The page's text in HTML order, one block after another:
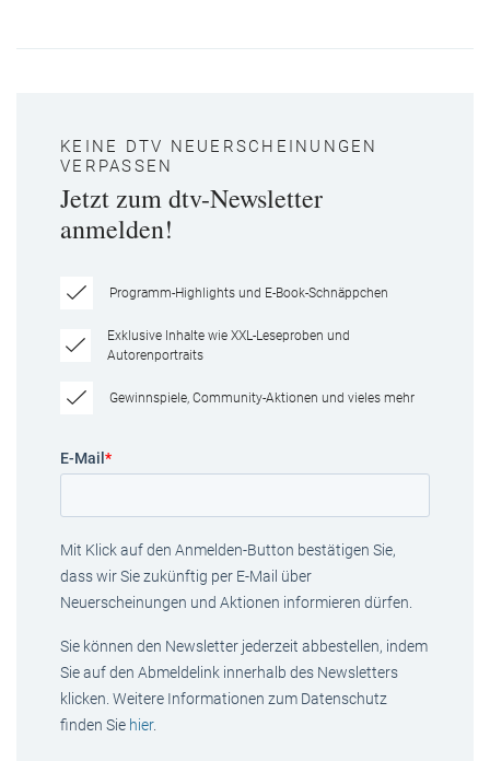
KEINE DTV NEUERSCHEINUNGEN
VERPASSEN
Jetzt zum dtv-Newsletter
anmelden!
Programm-Highlights und E-Book-Schnäppchen
Exklusive Inhalte wie XXL-Leseproben und
Autorenportraits
Gewinnspiele, Community-Aktionen und vieles mehr
E-Mail *
Mit Klick auf den Anmelden-Button bestätigen Sie,
dass wir Sie zukünftig per E-Mail über
Neuerscheinungen und Aktionen informieren dürfen.
Sie können den Newsletter jederzeit abbestellen, indem
Sie auf den Abmeldelink innerhalb des Newsletters
klicken. Weitere Informationen zum Datenschutz
finden Sie hier.